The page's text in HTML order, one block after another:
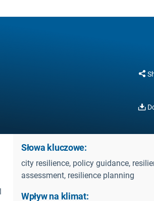
Słowa kluczowe:
city resilience, policy guidance,
assessment, resilience planning
Wpływ na klimat: